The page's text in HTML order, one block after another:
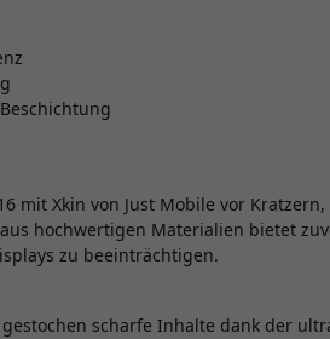
mit Xkin von Just Mobile vor
hochwertigen Materialien bietet
zu beeinträchtigen.
scharfe Inhalte dank der